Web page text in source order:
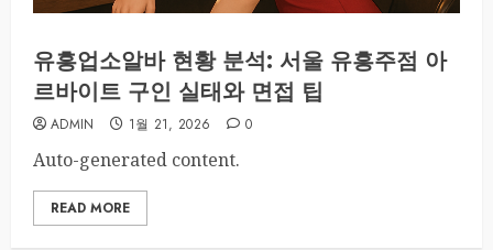
유흥업소알바 현황 분석: 서울 유흥주점 아
르바이트 구인 실태와 면접 팁
ADMIN 1월 21, 2026 0
Auto-generated content.
READ MORE